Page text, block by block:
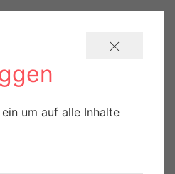
um auf alle Inhalte